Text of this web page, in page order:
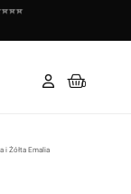
i Żółta Emalia